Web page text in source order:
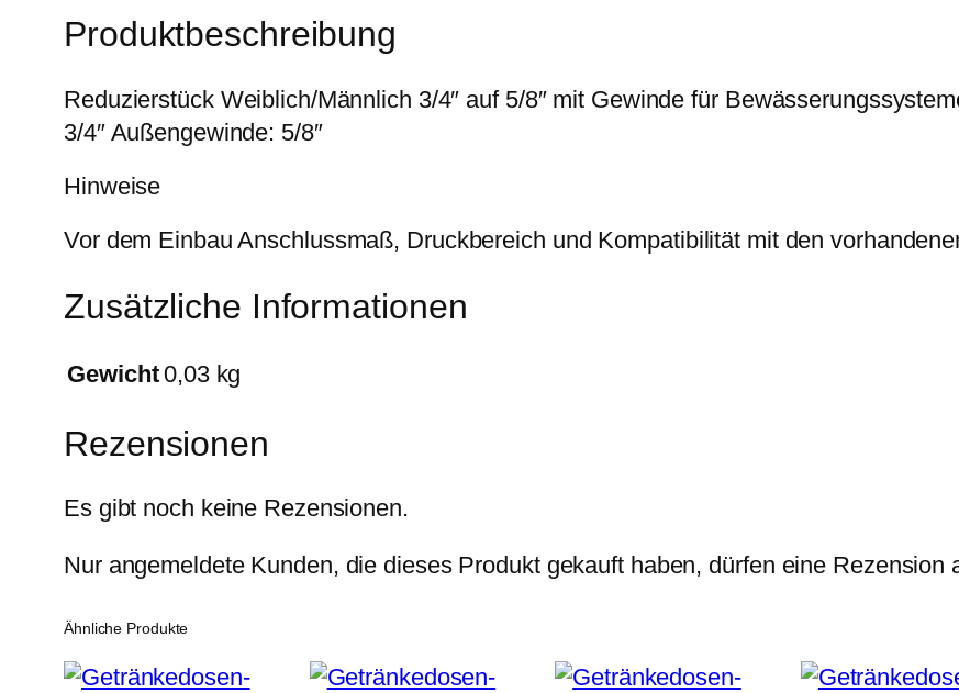
a
,
5
.
z
s
–
4
Produktbeschreibung
Reduzierstück Weiblich/Männlich 3/4″ auf 5/8″ mit Gewinde für
3/4″ Außengewinde: 5/8″
Hinweise
Vor dem Einbau Anschlussmaß, Druckbereich und Kompatibilität mit den
Zusätzliche Informationen
Gewicht0,03 kg
Rezensionen
Es gibt noch keine Rezensionen.
Nur angemeldete Kunden, die dieses Produkt gekauft haben, dürfen eine Rezension
Ähnliche Produkte